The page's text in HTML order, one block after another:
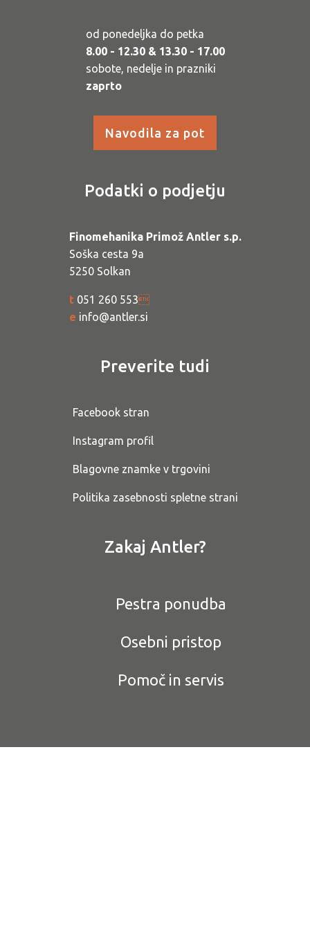
od ponedeljka do petka
8.00 - 12.30 & 13.30 - 17.00
sobote, nedelje in prazniki
zaprto
Navodila za pot
Podatki o podjetju
Finomehanika Primož Antler s.p.
Soška cesta 9a
5250 Solkan
t 051 260 553
e info@antler.si
Preverite tudi
Facebook stran
Instagram profil
Blagovne znamke v trgovini
Politika zasebnosti spletne strani
Zakaj Antler?
Pestra ponudba
Osebni pristop
Pomoč in servis